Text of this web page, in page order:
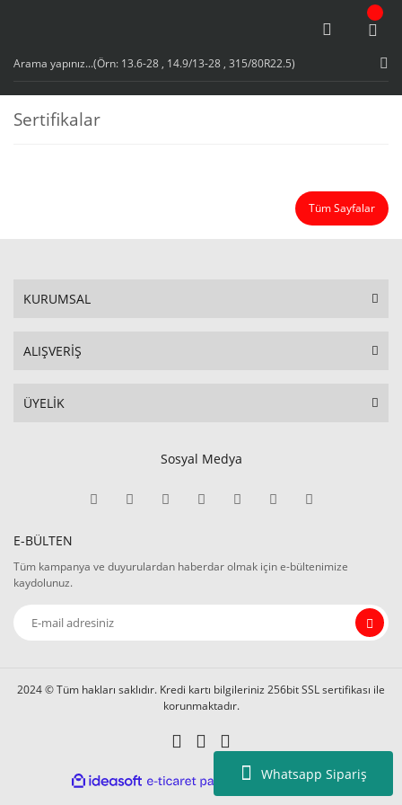
Whatsapp Sipariş
Sertifikalar
Tüm Sayfalar
KURUMSAL
ALIŞVERİŞ
ÜYELİK
Sosyal Medya
E-BÜLTEN
Tüm kampanya ve duyurulardan haberdar olmak için e-bültenimize
kaydolunuz.
2024 © Tüm hakları saklıdır. Kredi kartı bilgileriniz 256bit SSL sertifikası ile
korunmaktadır.
ideasoft
ticaret
ile
hazırlandı.